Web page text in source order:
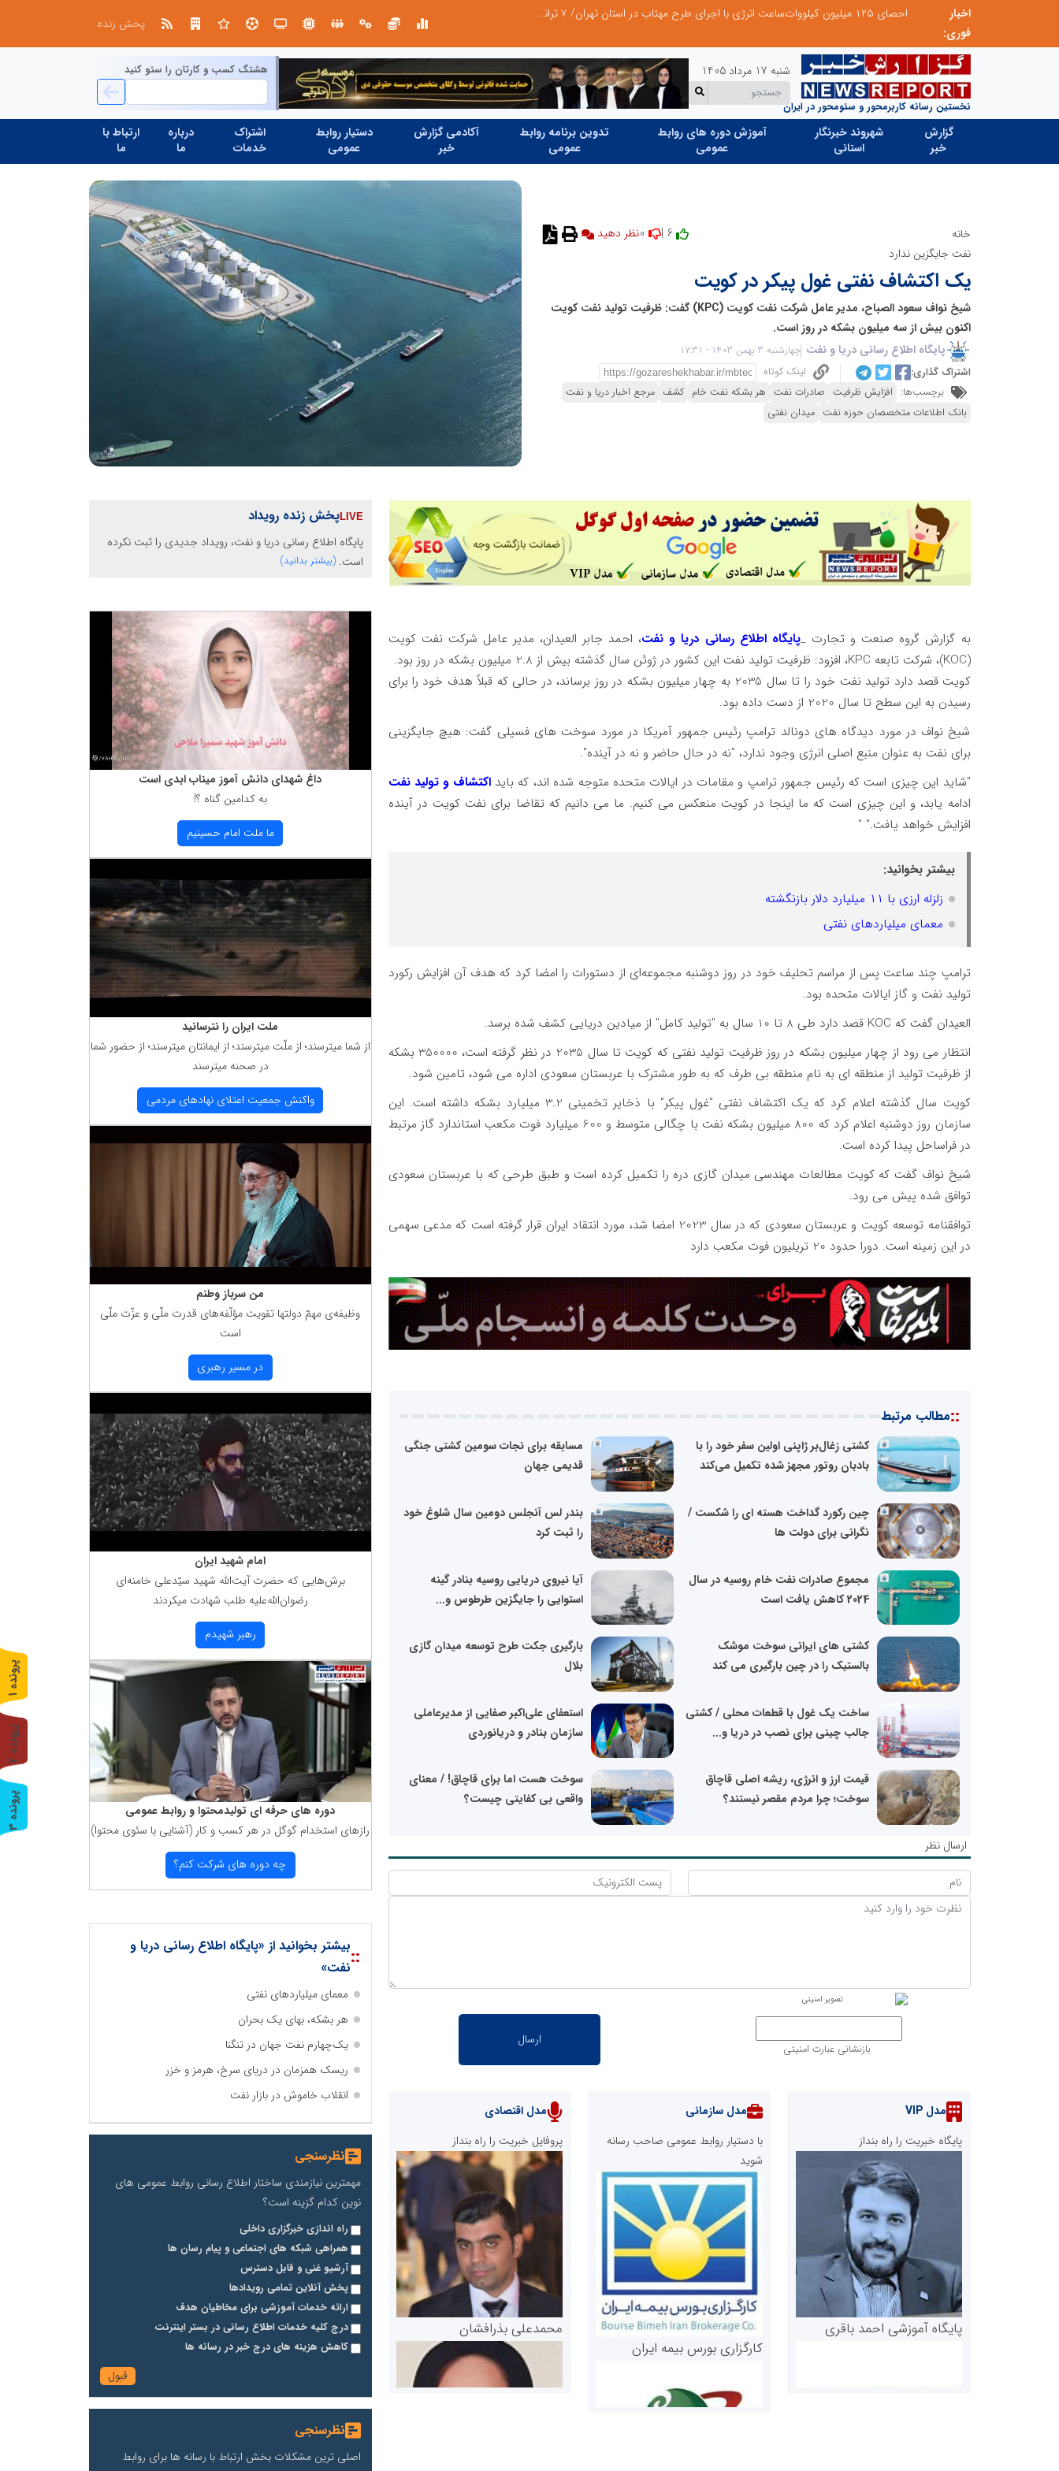
اخبار
فوری:
احصای ۱۲۵ میلیون کیلووات‌ساعت انرژی با اجرای طرح مهتاب در استان تهران/ ۷ ترانسفورماتور غیرمجاز شناسایی و جمع‌آوری شد
پخش زنده
نخستین رسانه کاربرمحور و سئومحور در ایران
شنبه 17 مرداد 1405 هشتگ کسب و کارتان را سئو کنید
گزارش
خبر
شهروند خبرنگار
استانی
آموزش دوره های روابط
عمومی
تدوین برنامه روابط
عمومی
آکادمی گزارش
خبر
دستیار روابط
عمومی
اشتراک
خدمات
درباره
ما
ارتباط با
ما
خانه
نظر دهید
نفت جایگزین ندارد
یک اکتشاف نفتی غول پیکر در کویت
شیخ نواف سعود الصباح، مدیر عامل شرکت نفت کویت (KPC) گفت: ظرفیت تولید نفت کویت
اکنون بیش از سه میلیون بشکه در روز است.
پایگاه اطلاع رسانی دریا و نفت چهارشنبه 3 بهمن 1403 - 17:31
اشتراک گذاری:
لینک کوتاه
برچسب‌ها: افزایش ظرفیت صادرات نفت هر بشکه نفت خام کشف مرجع اخبار دریا و نفت
بانک اطلاعات متخصصان حوزه نفت میدان نفتی
به گزارش گروه صنعت و تجارت _پایگاه اطلاع رسانی دریا و نفت، احمد جابر العیدان، مدیر عامل شرکت نفت کویت
(KOC)، شرکت تابعه KPC، افزود: ظرفیت تولید نفت این کشور در ژوئن سال گذشته بیش از 2.8 میلیون بشکه در روز بود.
کویت قصد دارد تولید نفت خود را تا سال 2035 به چهار میلیون بشکه در روز برساند، در حالی که قبلاً هدف خود را برای
رسیدن به این سطح تا سال 2020 از دست داده بود.
شیخ نواف در مورد دیدگاه های دونالد ترامپ رئیس جمهور آمریکا در مورد سوخت های فسیلی گفت: هیچ جایگزینی
برای نفت به عنوان منبع اصلی انرژی وجود ندارد، "نه در حال حاضر و نه در آینده".
"شاید این چیزی است که رئیس جمهور ترامپ و مقامات در ایالات متحده متوجه شده اند، که بایداکتشاف و تولید نفت
ادامه یابد، و این چیزی است که ما اینجا در کویت منعکس می کنیم. ما می دانیم که تقاضا برای نفت کویت در آینده
افزایش خواهد یافت." "
بیشتر بخوانید:
زلزله ارزی با ۱۱ میلیارد دلار بازنگشته
معمای میلیاردهای نفتی
ترامپ چند ساعت پس از مراسم تحلیف خود در روز دوشنبه مجموعه‌ای از دستورات را امضا کرد که هدف آن افزایش رکورد
تولید نفت و گاز ایالات متحده بود.
العیدان گفت که KOC قصد دارد طی 8 تا 10 سال به "تولید کامل" از میادین دریایی کشف شده برسد.
انتظار می رود از چهار میلیون بشکه در روز ظرفیت تولید نفتی که کویت تا سال 2035 در نظر گرفته است، 350000 بشکه
از ظرفیت تولید از منطقه ای به نام منطقه بی طرف که به طور مشترک با عربستان سعودی اداره می شود، تامین شود.
کویت سال گذشته اعلام کرد که یک اکتشاف نفتی "غول پیکر" با ذخایر تخمینی 3.2 میلیارد بشکه داشته است. این
سازمان روز دوشنبه اعلام کرد که 800 میلیون بشکه نفت با چگالی متوسط ​​و 600 میلیارد فوت مکعب استاندارد گاز مرتبط
در فراساحل پیدا کرده است.
شیخ نواف گفت که کویت مطالعات مهندسی میدان گازی دره را تکمیل کرده است و طبق طرحی که با عربستان سعودی
توافق شده پیش می رود.
توافقنامه توسعه کویت و عربستان سعودی که در سال 2023 امضا شد، مورد انتقاد ایران قرار گرفته است که مدعی سهمی
در این زمینه است. دورا حدود 20 تریلیون فوت مکعب دارد
::مطالب مرتبط
کشتی زغال‌بر ژاپنی اولین سفر خود را با
بادبان روتور مجهز شده تکمیل می‌کند
مسابقه برای نجات سومین کشتی جنگی
قدیمی جهان
چین رکورد گداخت هسته ای را شکست /
نگرانی برای دولت ها
بندر لس آنجلس دومین سال شلوغ خود
را ثبت کرد
مجموع صادرات نفت خام روسیه در سال
2024 کاهش یافت است
آیا نیروی دریایی روسیه بنادر گینه
استوایی را جایگزین طرطوس و...
کشتی های ایرانی سوخت موشک
بالستیک را در چین بارگیری می کند
بارگیری جکت طرح توسعه میدان گازی
بلال
ساخت یک غول با قطعات محلی / کشتی
جالب چینی برای نصب در دریا و...
استعفای علی‌اکبر صفایی از مدیرعاملی
سازمان بنادر و دریانوردی
قیمت ارز و انرژی، ریشه اصلی قاچاق
سوخت؛ چرا مردم مقصر نیستند؟
سوخت هست اما برای قاچاق! / معنای
واقعی بی کفایتی چیست؟
ارسال نظر
بازنشانی عبارت امنیتی
مدل VIP
پایگاه خبریت را راه بنداز
پایگاه آموزشی احمد باقری
مدل سازمانی
با دستیار روابط عمومی صاحب رسانه
شوید
کارگزاری بورس بیمه ایران
مدل اقتصادی
پروفایل خبریت را راه بنداز
محمدعلی بذرافشان
پخش زنده رویداد
پایگاه اطلاع رسانی دریا و نفت، رویداد جدیدی را ثبت نکرده
است. (بیشتر بدانید)
داغ شهدای دانش آموز میناب ابدی است
به كدامین گناه ؟!
ما ملت امام حسینیم
ملت ایران را نترسانید
از شما میترسند؛ از ملّت میترسند؛ از ایمانتان میترسند؛ از حضور شما
در صحنه میترسند
واكنش جمعیت اعتلای نهادهای مردمی
من سرباز وطنم
وظیفه‌ی مهمّ دولتها تقویت مؤلّفه‌های قدرت ملّی و عزّت ملّی
است
در مسیر رهبری
امام شهید ایران
برش‌هایی كه حضرت آیت‌الله شهید سیّدعلی خامنه‌ای
رضوان‌الله‌علیه طلب شهادت میكردند
رهبر شهیدم
دوره های حرفه ای تولیدمحتوا و روابط عمومی
رازهای استخدام گوگل در هر كسب و كار (آشنایی با سئوی محتوا)
چه دوره های شركت كنم؟
::بیشتر بخوانید از «پایگاه اطلاع رسانی دریا و
نفت»
معمای میلیاردهای نفتی
هر بشکه، بهای یک بحران
یک‌چهارم نفت جهان در تنگنا
ریسک همزمان در دریای سرخ، هرمز و خزر
انقلاب خاموش در بازار نفت
نظرسنجی
مهمترین نیازمندی ساختار اطلاع رسانی روابط عمومی های
نوین کدام گزینه است؟
راه اندازی خبرگزاری داخلی
همراهی شبکه های اجتماعی و پیام رسان ها
آرشیو غنی و قابل دسترس
پخش آنلاین تمامی رویدادها
ارائه خدمات آموزشی برای مخاطیان هدف
درج کلیه خدمات اطلاع رسانی در بستر اینترنت
کاهش هزینه های درج خبر در رسانه ها
نظرسنجی
اصلی ترین مشکلات بخش ارتباط با رسانه ها برای روابط
پ
ر
و
ن
د
ه
1
پ
ر
و
ن
د
ه
2
پ
ر
و
ن
د
ه
3